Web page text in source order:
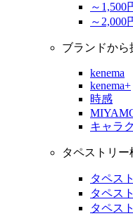
～1,500
～2,000
ブランドから
kenema
kenema+
時感
キャラ
タペストリー
タペス
タペス
タペス